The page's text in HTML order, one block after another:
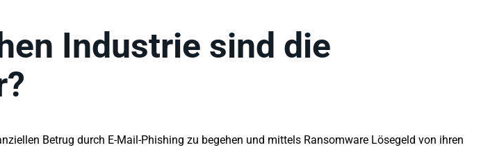
Industrie sind die
Betrug durch E-Mail-Phishing zu begehen und mittels Ransomware Lösegeld von ihren